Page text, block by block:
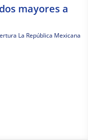
mayores a
La República Mexicana